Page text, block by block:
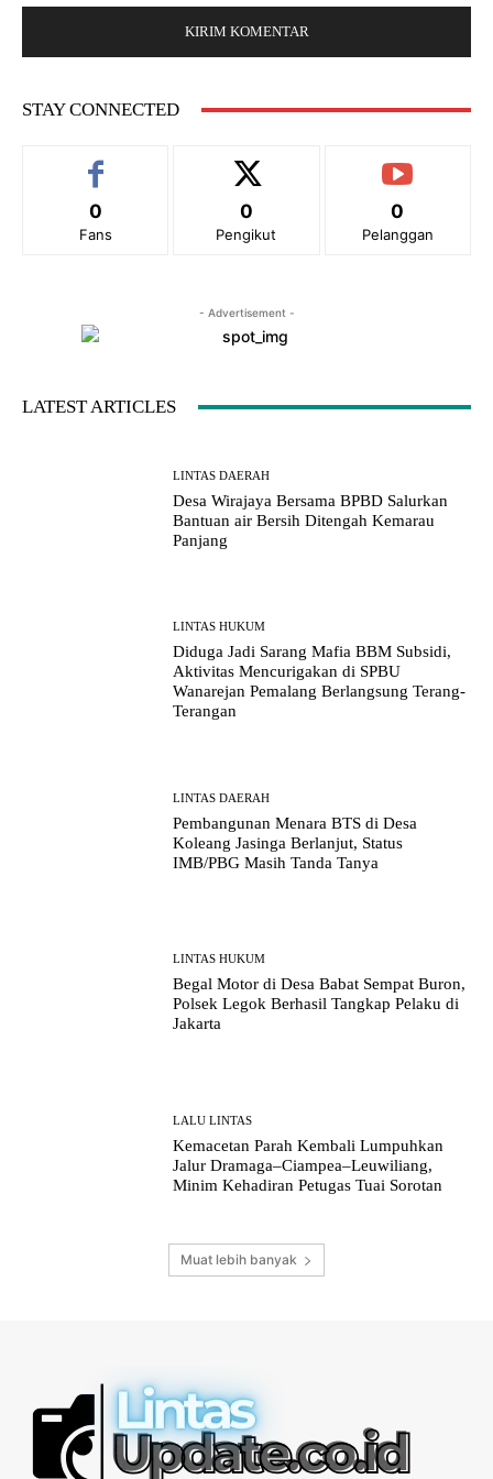
:
:
STAY CONNECTED
0
Fans
0
Pengikut
0
Pelanggan
- Advertisement -
LATEST ARTICLES
LINTAS DAERAH
Desa Wirajaya Bersama BPBD Salurkan
Bantuan air Bersih Ditengah Kemarau
Panjang
LINTAS HUKUM
Diduga Jadi Sarang Mafia BBM Subsidi,
Aktivitas Mencurigakan di SPBU
Wanarejan Pemalang Berlangsung Terang-
Terangan
LINTAS DAERAH
Pembangunan Menara BTS di Desa
Koleang Jasinga Berlanjut, Status
IMB/PBG Masih Tanda Tanya
LINTAS HUKUM
Begal Motor di Desa Babat Sempat Buron,
Polsek Legok Berhasil Tangkap Pelaku di
Jakarta
LALU LINTAS
Kemacetan Parah Kembali Lumpuhkan
Jalur Dramaga–Ciampea–Leuwiliang,
Minim Kehadiran Petugas Tuai Sorotan
Muat lebih banyak